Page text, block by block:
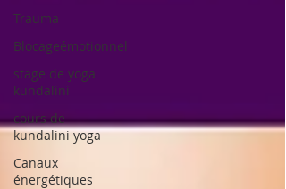
Trauma
Blocageémotionnel
stage de yoga
kundalini
cours de
kundalini yoga
Canaux
énergétiques